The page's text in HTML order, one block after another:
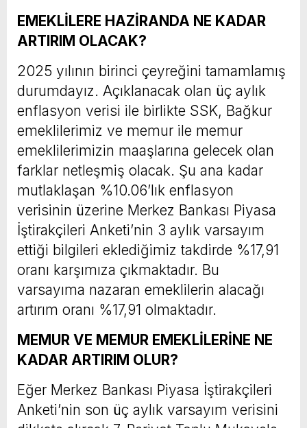
EMEKLİLERE HAZİRANDA NE KADAR
ARTIRIM OLACAK?
2025 yılının birinci çeyreğini tamamlamış
durumdayız. Açıklanacak olan üç aylık
enflasyon verisi ile birlikte SSK, Bağkur
emeklilerimiz ve memur ile memur
emeklilerimizin maaşlarına gelecek olan
farklar netleşmiş olacak. Şu ana kadar
mutlaklaşan %10.06’lık enflasyon
verisinin üzerine Merkez Bankası Piyasa
İştirakçileri Anketi’nin 3 aylık varsayım
ettiği bilgileri eklediğimiz takdirde %17,91
oranı karşımıza çıkmaktadır. Bu
varsayıma nazaran emeklilerin alacağı
artırım oranı %17,91 olmaktadır.
MEMUR VE MEMUR EMEKLİLERİNE NE
KADAR ARTIRIM OLUR?
Eğer Merkez Bankası Piyasa İştirakçileri
Anketi’nin son üç aylık varsayım verisini